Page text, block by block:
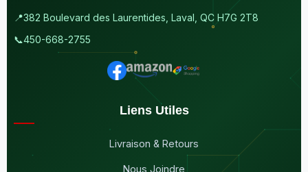
📍382 Boulevard des Laurentides, Laval, QC H7G 2T8
📞450-668-2755
Liens Utiles
Livraison & Retours
Nous Joindre